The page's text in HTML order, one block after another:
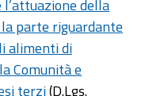
della
parte riguardante
alimenti di
Comunità e
terzi(D.Lgs.